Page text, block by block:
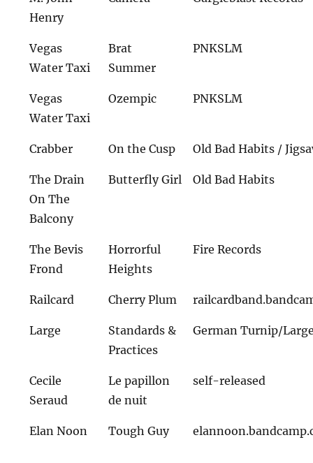
Henry
Vegas
Water Taxi
Brat
Summer
PNKSLM
Vegas
Water Taxi
Ozempic PNKSLM
Crabber On the Cusp Old Bad Habits /
The Drain
On The
Balcony
Butterfly Girl Old Bad Habits
The Bevis
Frond
Horrorful
Heights
Fire Records
Railcard Cherry Plum
Large
Standards &
Practices
German Turnip/
Cecile
Seraud
Le papillon
de nuit
self-released
Elan Noon Tough Guy